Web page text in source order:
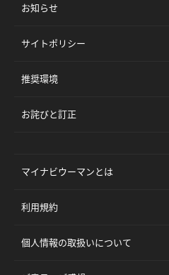
お知らせ
サイトポリシー
推奨環境
お詫びと訂正
マイナビウーマンとは
利用規約
個人情報の取扱いについて